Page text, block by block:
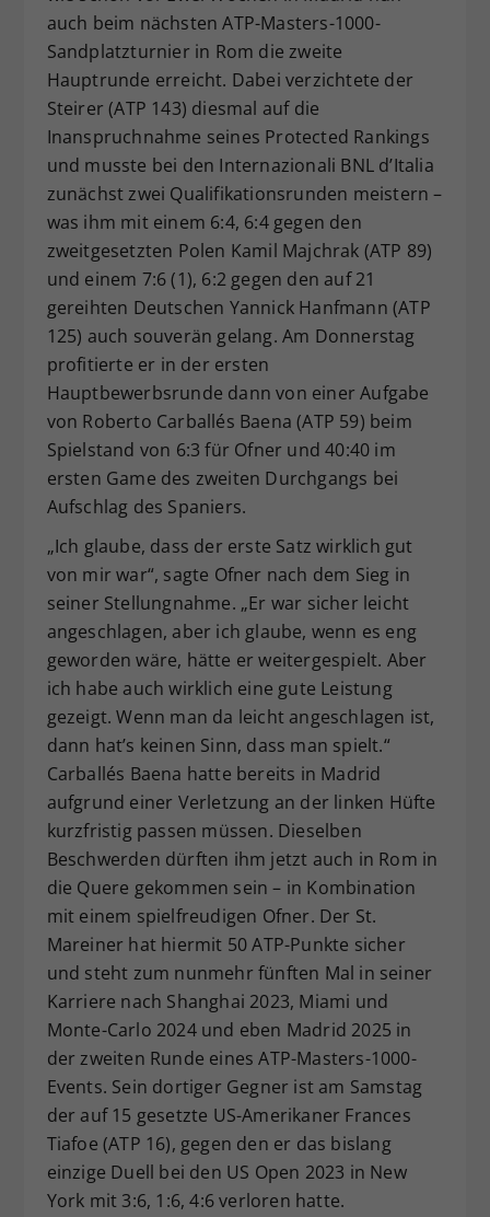
auch beim nächsten ATP-Masters-1000-
Sandplatzturnier in Rom die zweite
Hauptrunde erreicht. Dabei verzichtete der
Steirer (ATP 143) diesmal auf die
Inanspruchnahme seines Protected Rankings
und musste bei den Internazionali BNL d’Italia
zunächst zwei Qualifikationsrunden meistern –
was ihm mit einem 6:4, 6:4 gegen den
zweitgesetzten Polen Kamil Majchrak (ATP 89)
und einem 7:6 (1), 6:2 gegen den auf 21
gereihten Deutschen Yannick Hanfmann (ATP
125) auch souverän gelang. Am Donnerstag
profitierte er in der ersten
Hauptbewerbsrunde dann von einer Aufgabe
von Roberto Carballés Baena (ATP 59) beim
Spielstand von 6:3 für Ofner und 40:40 im
ersten Game des zweiten Durchgangs bei
Aufschlag des Spaniers.
„Ich glaube, dass der erste Satz wirklich gut
von mir war“, sagte Ofner nach dem Sieg in
seiner Stellungnahme. „Er war sicher leicht
angeschlagen, aber ich glaube, wenn es eng
geworden wäre, hätte er weitergespielt. Aber
ich habe auch wirklich eine gute Leistung
gezeigt. Wenn man da leicht angeschlagen ist,
dann hat’s keinen Sinn, dass man spielt.“
Carballés Baena hatte bereits in Madrid
aufgrund einer Verletzung an der linken Hüfte
kurzfristig passen müssen. Dieselben
Beschwerden dürften ihm jetzt auch in Rom in
die Quere gekommen sein – in Kombination
mit einem spielfreudigen Ofner. Der St.
Mareiner hat hiermit 50 ATP-Punkte sicher
und steht zum nunmehr fünften Mal in seiner
Karriere nach Shanghai 2023, Miami und
Monte-Carlo 2024 und eben Madrid 2025 in
der zweiten Runde eines ATP-Masters-1000-
Events. Sein dortiger Gegner ist am Samstag
der auf 15 gesetzte US-Amerikaner Frances
Tiafoe (ATP 16), gegen den er das bislang
einzige Duell bei den US Open 2023 in New
York mit 3:6, 1:6, 4:6 verloren hatte.
Zweck
Dieser Wert speichert Ihre Consent-
Einstellungen. Unter anderem eine
zufällig generierte ID, für die
historische Speicherung Ihrer
vorgenommen Einstellungen, falls der
Webseiten-Betreiber dies eingestellt
hat.